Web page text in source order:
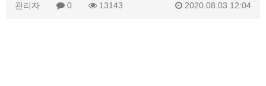
관리자 0 13143 2020.08.03 12:04